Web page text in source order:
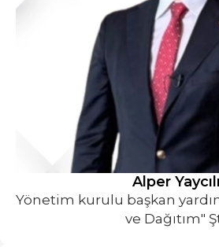
Alper Yaycılı
Yönetim kurulu başkan
ve Dağıtım"